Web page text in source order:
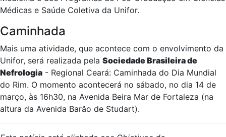
Médicas e Saúde Coletiva da Unifor.
Caminhada
Mais uma atividade, que acontece com o envolvimento da
Unifor, será realizada pela Sociedade Brasileira de
Nefrologia - Regional Ceará: Caminhada do Dia Mundial
do Rim. O momento acontecerá no sábado, no dia 14 de
março, às 16h30, na Avenida Beira Mar de Fortaleza (na
altura da Avenida Barão de Studart).